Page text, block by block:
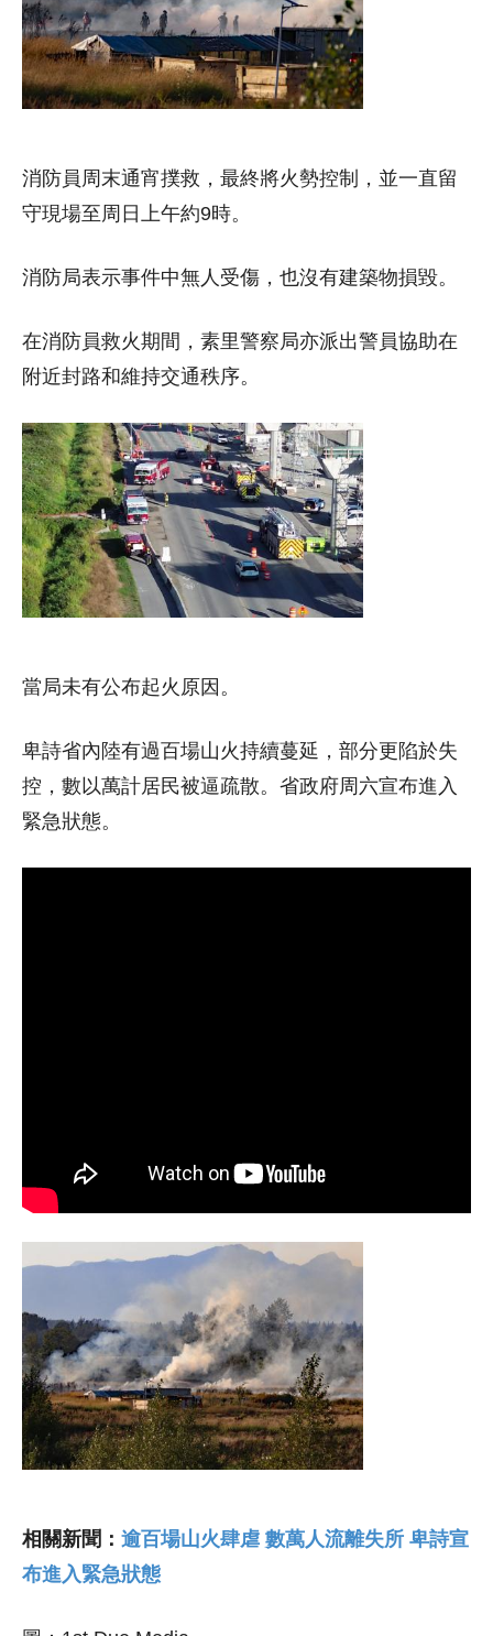
消防員周末通宵撲救，最終將火勢控制，並一直留
守現場至周日上午約9時。
消防局表示事件中無人受傷，也沒有建築物損毀。
在消防員救火期間，素里警察局亦派出警員協助在
附近封路和維持交通秩序。
當局未有公布起火原因。
卑詩省內陸有過百場山火持續蔓延，部分更陷於失
控，數以萬計居民被逼疏散。省政府周六宣布進入
緊急狀態。
相關新聞： 逾百場山火肆虐 數萬人流離失所 卑詩宣
布進入緊急狀態